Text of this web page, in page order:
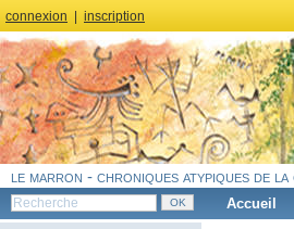
connexion inscription
le marron - chroniques atypiques de la
Accueil